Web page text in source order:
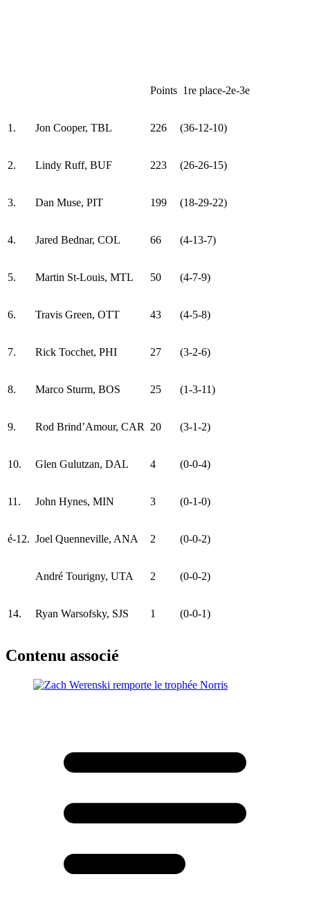
Points 1re place-2e-3e
1. Jon Cooper, TBL 226 (36-12-10)
2. Lindy Ruff, BUF 223 (26-26-15)
3. Dan Muse, PIT 199 (18-29-22)
4. Jared Bednar, COL 66 (4-13-7)
5. Martin St-Louis, MTL 50 (4-7-9)
6. Travis Green, OTT 43 (4-5-8)
7. Rick Tocchet, PHI 27 (3-2-6)
8. Marco Sturm, BOS 25 (1-3-11)
9. Rod Brind’Amour, CAR 20 (3-1-2)
10. Glen Gulutzan, DAL 4 (0-0-4)
11. John Hynes, MIN 3 (0-1-0)
é-12. Joel Quenneville, ANA 2 (0-0-2)
André Tourigny, UTA 2 (0-0-2)
14. Ryan Warsofsky, SJS 1 (0-0-1)
Contenu associé